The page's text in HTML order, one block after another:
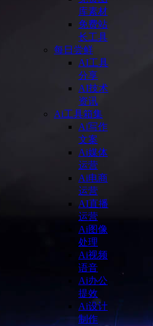
库素材
免费站
长工具
每日尝鲜
AI工具
分享
AI技术
资讯
Ai工具箱集
Ai写作
文案
Ai媒体
运营
Ai电商
运营
AI直播
运营
Ai图像
处理
Ai视频
语音
Ai办公
提效
Ai设计
制作